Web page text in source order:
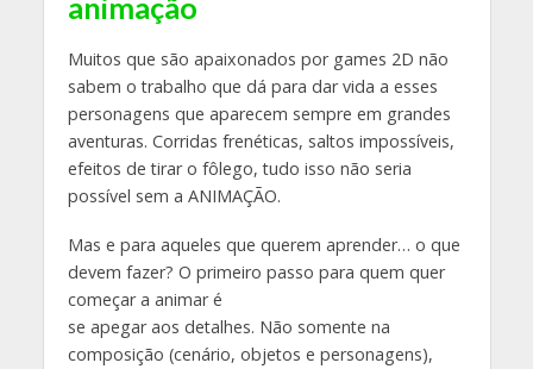
Muitos que são apaixonados por games 2D não
sabem o trabalho que dá para dar vida a esses
personagens que aparecem sempre em grandes
aventuras. Corridas frenéticas, saltos impossíveis,
efeitos de tirar o fôlego, tudo isso não seria
possível sem a ANIMAÇÃO.
Mas e para aqueles que querem aprender… o que
devem fazer? O primeiro passo para quem quer
começar a animar é
se apegar aos detalhes. Não somente na
composição (cenário, objetos e personagens),